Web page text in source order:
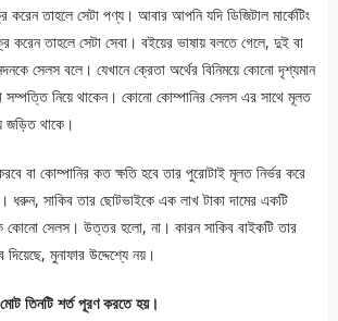
তাহলে সেটা পণ্য। আবার আপনি যদি ডিজিটাল মার্কেটিং
করেন তাহলে সেটা সেবা। বইয়ের ভাষায় বলতে গেলে, দুই বা
সেলস বলে। যেখানে ক্রেতা অর্থের বিনিময়ে কোনো দৃশ্যমান
সম্পত্তি নিয়ে থাকেন। কোনো কোম্পানির সেলস এর সাথে মূলত
জড়িত থাকে।
বা কোম্পানির কত ক্ষতি হবে তার পুরোটাই মূলত নির্ভর করে
ধরুন, সাকিব তার ছোটভাইকে এক লাখ টাকা দামের একটি
কোনো সেলস। উত্তর হলো, না। কারন সাকিব বাইকটি তার
মুনাফার উদ্দেশ্যে নয়।
তিনটি শর্ত পূরণ করতে হয়।